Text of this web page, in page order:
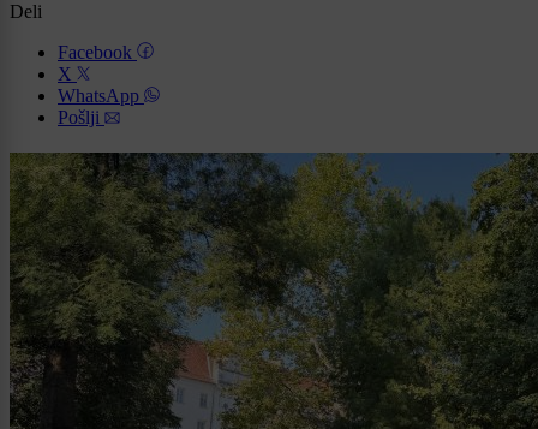
Deli
Facebook
X
WhatsApp
Pošlji